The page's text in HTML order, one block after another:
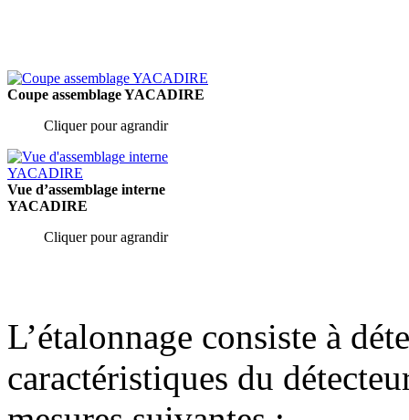
Coupe assemblage YACADIRE
Cliquer pour agrandir
Vue d’assemblage interne
YACADIRE
Cliquer pour agrandir
L’étalonnage consiste à
caractéristiques du